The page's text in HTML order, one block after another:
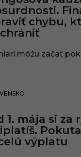
chybu,
môžu začať
1. mája si
výplatu